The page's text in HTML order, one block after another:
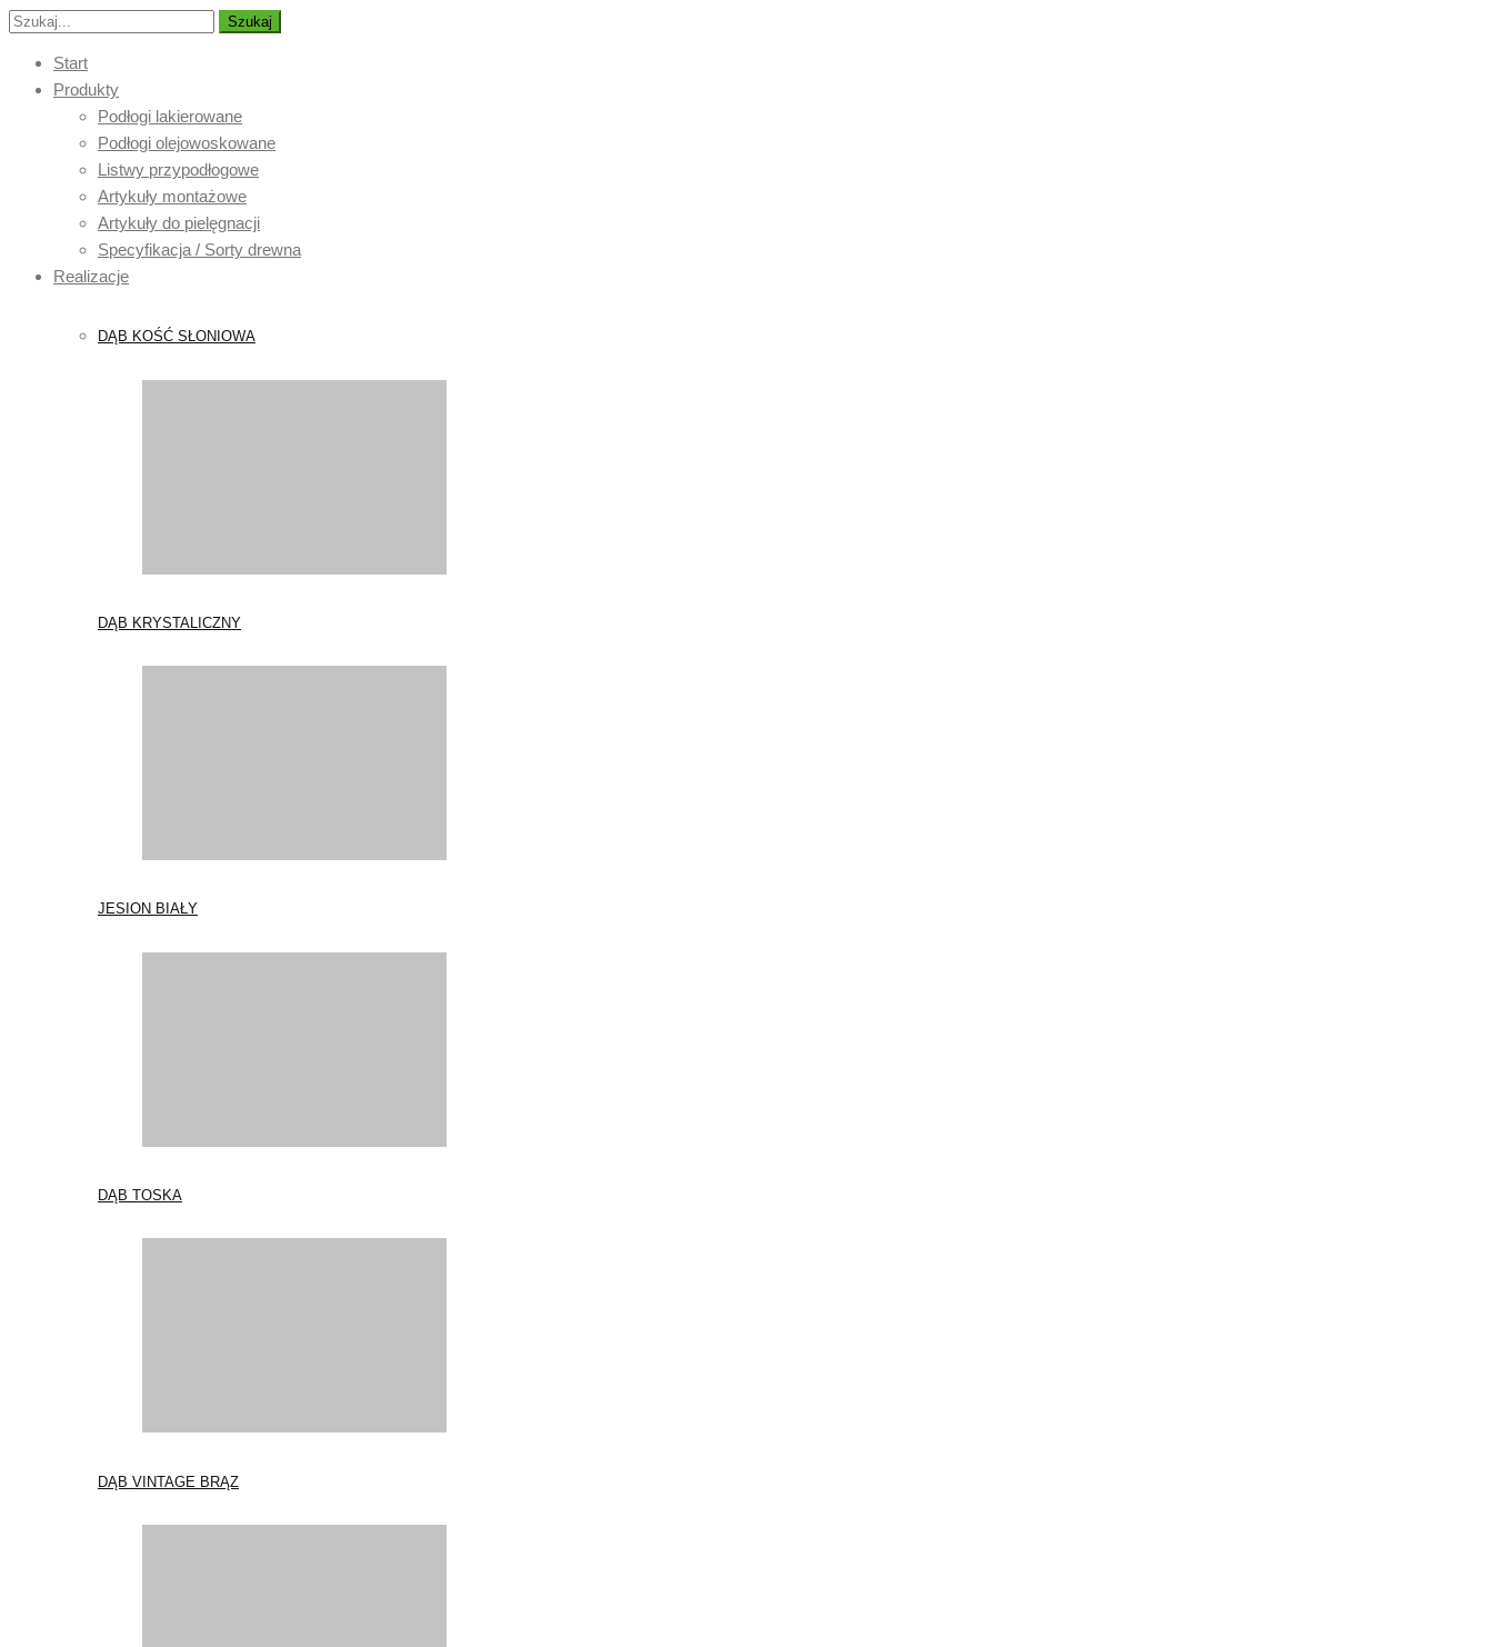
Szukaj
Start
Produkty
Podłogi lakierowane
Podłogi olejowoskowane
Listwy przypodłogowe
Artykuły montażowe
Artykuły do pielęgnacji
Specyfikacja / Sorty drewna
Realizacje
DĄB KOŚĆ SŁONIOWA
DĄB KRYSTALICZNY
JESION BIAŁY
DĄB TOSKA
DĄB VINTAGE BRĄZ